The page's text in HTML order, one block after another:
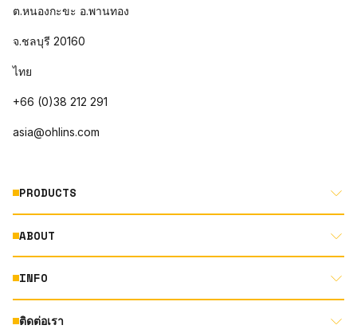
ต.หนองกะขะ อ.พานทอง
จ.ชลบุรี 20160
ไทย
+66 (0)38 212 291
asia@ohlins.com
PRODUCTS
MOTORCYCLE
AUTOMOTIVE
ABOUT
ABOUT US
RACING
INFO
DOCUMENT LIBRARY
ติดต่อเรา